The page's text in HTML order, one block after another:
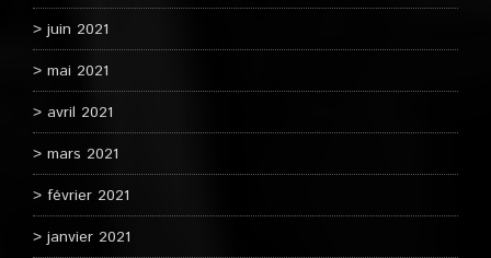
juin 2021
mai 2021
avril 2021
mars 2021
février 2021
janvier 2021